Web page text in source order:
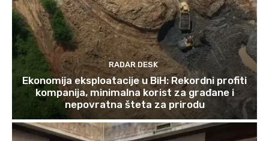
RADAR DESK
Ekonomija eksploatacije u BiH: Rekordni profiti
kompanija, minimalna korist za građane i
nepovratna šteta za prirodu